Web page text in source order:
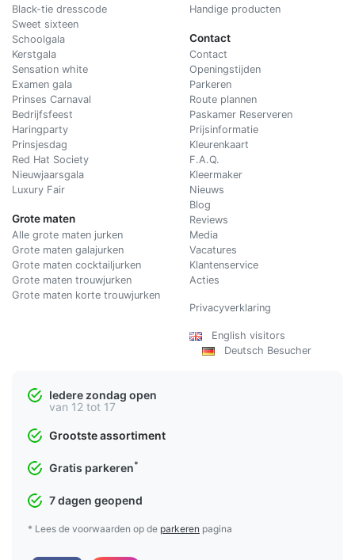
Black-tie dresscode
Sweet sixteen
Schoolgala
Kerstgala
Sensation white
Examen gala
Prinses Carnaval
Bedrijfsfeest
Haringparty
Prinsjesdag
Red Hat Society
Nieuwjaarsgala
Luxury Fair
Grote maten
Alle grote maten jurken
Grote maten galajurken
Grote maten cocktailjurken
Grote maten trouwjurken
Grote maten korte trouwjurken
Handige producten
Contact
Contact
Openingstijden
Parkeren
Route plannen
Paskamer Reserveren
Prijsinformatie
Kleurenkaart
F.A.Q.
Kleermaker
Nieuws
Blog
Reviews
Media
Vacatures
Klantenservice
Acties
Privacyverklaring
English visitors
Deutsch Besucher
Iedere zondag open
van 12 tot 17
Grootste assortiment
Gratis parkeren*
7 dagen geopend
* Lees de voorwaarden op de parkeren pagina